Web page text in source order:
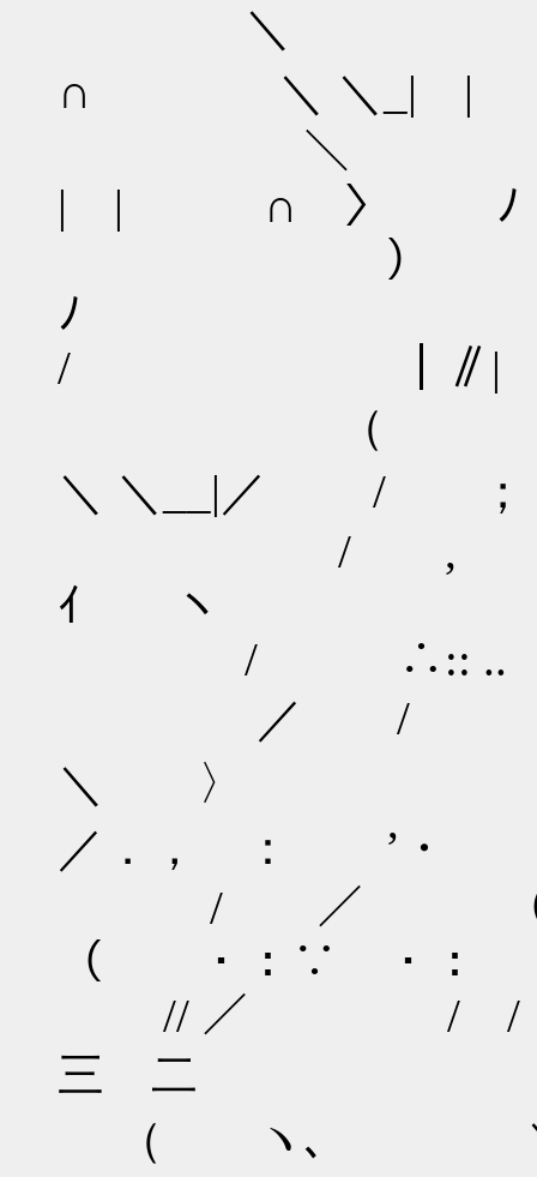
＼ ／
∩ ＼ ＼_|
| | ∩ 〉 ﾉ
ﾉ |
/ ｜∥|
（
＼ ＼__|／
/ ,
ｲ
/ ∴:: ..
／ /
＼
／．， ： ’・
/ ／ （ /
（ ・：∵ ・：
// ／ / / ｳﾋ
三 二
（ ヽ､ ＼